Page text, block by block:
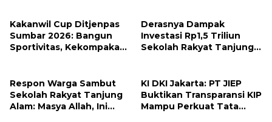
Kakanwil Cup Ditjenpas
Sumbar 2026: Bangun
Sportivitas, Kekompakan
Derasnya Dampak
Investasi Rp1,5 Triliun
Sekolah Rakyat Tanjung
Respon Warga Sambut
Sekolah Rakyat Tanjung
Alam: Masya Allah, Ini
KI DKI Jakarta: PT JIEP
Buktikan Transparansi KIP
Mampu Perkuat Tata